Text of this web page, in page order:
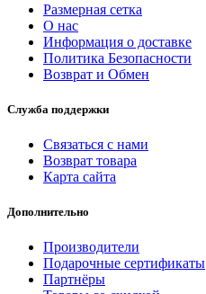
Размерная сетка
О нас
Информация о доставке
Политика Безопасности
Возврат и Обмен
Служба поддержки
Связаться с нами
Возврат товара
Карта сайта
Дополнительно
Производители
Подарочные сертификаты
Партнёры